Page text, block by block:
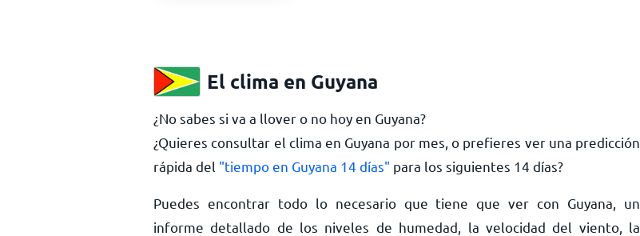
El clima en Guyana
¿No sabes si va a llover o no hoy en Guyana?
¿Quieres consultar el clima en Guyana por mes, o prefieres ver una predicción
rápida del "tiempo en Guyana 14 días" para los siguientes 14 días?
Puedes encontrar todo lo necesario que tiene que ver con Guyana, un
informe detallado de los niveles de humedad, la velocidad del viento, la